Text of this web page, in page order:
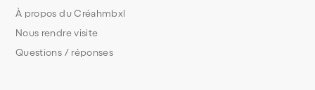
À propos du Créahmbxl
Nous rendre visite
Questions / réponses